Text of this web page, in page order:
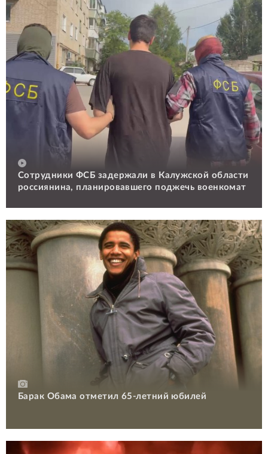
Сотрудники ФСБ задержали в Калужской области
россиянина, планировавшего поджечь военкомат
Барак Обама отметил 65-летний юбилей